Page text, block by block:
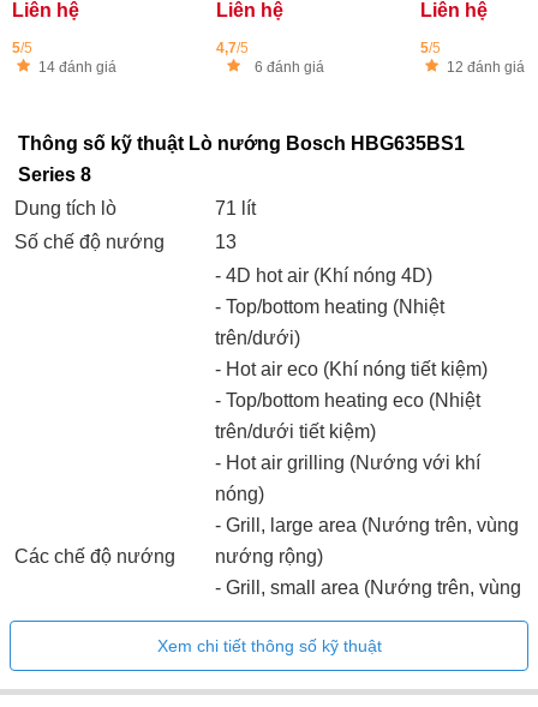
Liên hệ
5/5
14 đánh giá
Liên hệ
4,7/5
6 đánh giá
Liên hệ
5/5
12 đánh giá
Thông số kỹ thuật Lò nướng Bosch HBG635BS1
Series 8
Dung tích lò
71 lít
Số chế độ nướng
13
Các chế độ nướng
- 4D hot air (Khí nóng 4D)
- Top/bottom heating (Nhiệt
trên/dưới)
- Hot air eco (Khí nóng tiết kiệm)
- Top/bottom heating eco (Nhiệt
trên/dưới tiết kiệm)
- Hot air grilling (Nướng với khí
nóng)
- Grill, large area (Nướng trên, vùng
nướng rộng)
- Grill, small area (Nướng trên, vùng
nước hẹp)
- Pizza setting (Nướng Pizza)
Xem chi tiết thông số kỹ thuật